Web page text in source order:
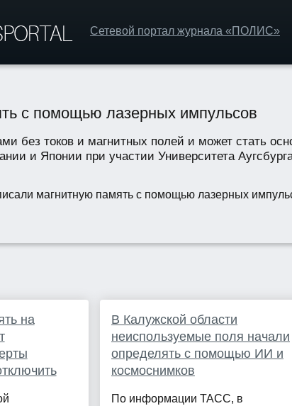
Сетевой портал журнала «ПОЛИС»
с помощью лазерных импульсов
без токов и магнитных полей и может стать
и Японии при участии Университета
на
В Калужской области
неиспользуемые поля начали
определять с помощью ИИ и
космоснимков
По информации ТАСС, в